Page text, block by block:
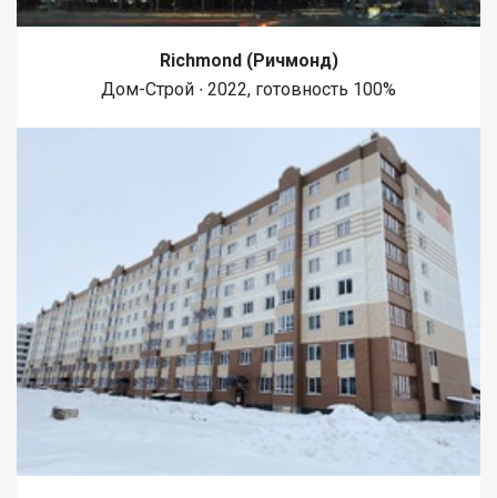
Richmond (Ричмонд)
Дом-Строй ∙ 2022, готовность 100%